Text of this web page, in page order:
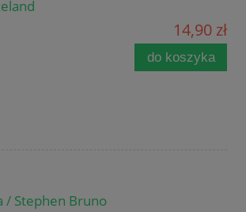
14,90 zł
do koszyka
/ Stephen Bruno